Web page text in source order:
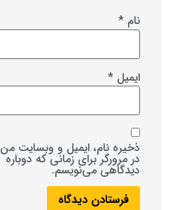
نام *
ایمیل *
ذخیره نام، ایمیل و وبسایت من
در مرورگر برای زمانی که دوباره
دیدگاهی می‌نویسم.